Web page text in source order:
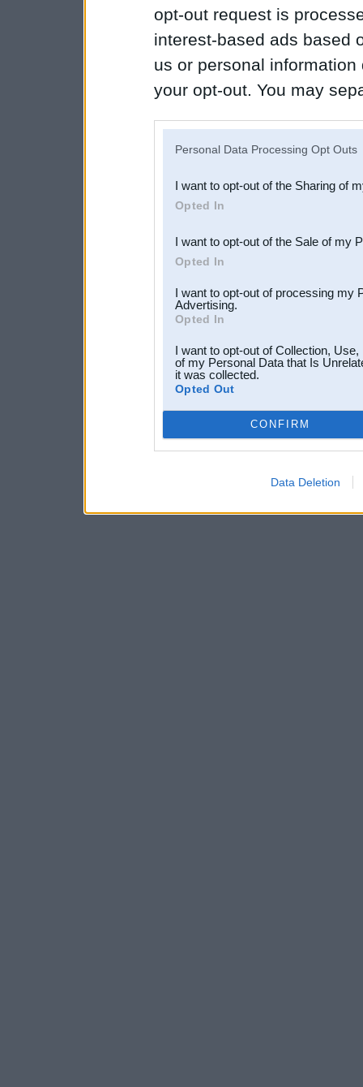
opt-out request is
interest-based ads based
us or personal
your opt-out. You may
Downstream Participants
third parties.
Personal Data Processing Opt Outs
I want to opt-out of the Sharing of
Opted In
I want to opt-out of the Sale of my
Opted In
I want to opt-out of processing my
Advertising.
Opted In
I want to opt-out of Collection,
of my Personal Data that Is
it was collected.
Opted Out
CONFIRM
Data Deletion